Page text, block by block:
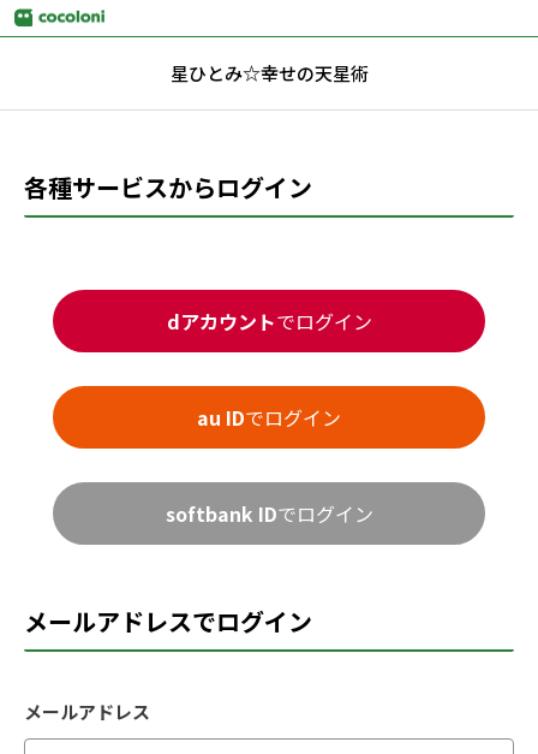
星ひとみ☆幸せの天星術
各種サービスからログイン
dアカウントでログイン
au IDでログイン
softbank IDでログイン
メールアドレスでログイン
メールアドレス